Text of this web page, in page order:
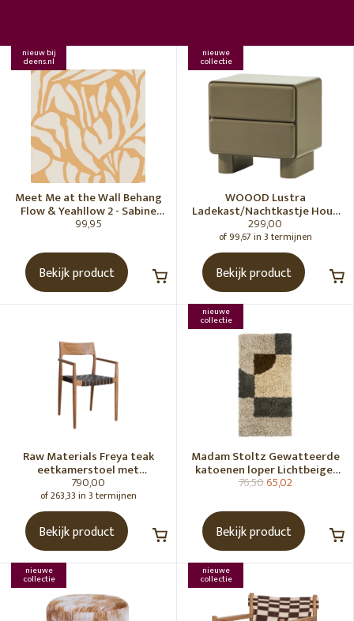
nieuw bij
deens.nl
Meet Me at the Wall Behang
Flow & Yeahllow 2 - Sabine
van Vessem
99,95
Bekijk product
nieuwe
collectie
WOOOD Lustra
Ladekast/Nachtkastje Hout
Hoogglans Groen [Fsc]
299,00
of 99,67 in 3 termijnen
Bekijk product
Raw Materials Freya teak
eetkamerstoel met
armleuning - Zwart (set of 2)
790,00
of 263,33 in 3 termijnen
Bekijk product
nieuwe
collectie
Madam Stoltz Gewatteerde
katoenen loper Lichtbeige,
gebroken wit, grijs, groen
76,5065,02
Bekijk product
nieuwe
collectie
nieuwe
collectie